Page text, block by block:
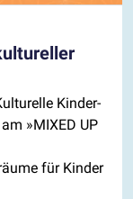
Kinder-
»MIXED UP
für Kinder